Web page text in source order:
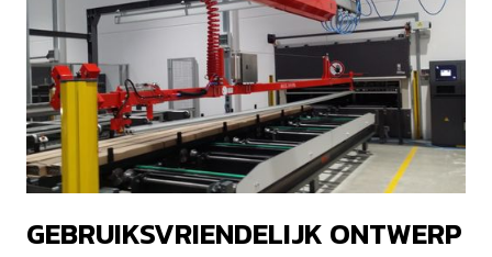
GEBRUIKSVRIENDELIJK ONTWERP